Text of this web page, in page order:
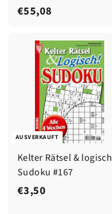
€55,08
5
,
0
8
AUSVERKAUFT
Kelter Rätsel & logisch
Sudoku #167
€3,50